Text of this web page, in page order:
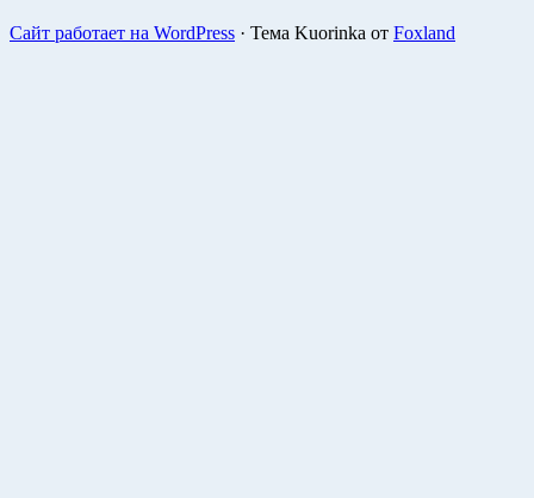
Сайт работает на WordPress · Тема Kuorinka от Foxland